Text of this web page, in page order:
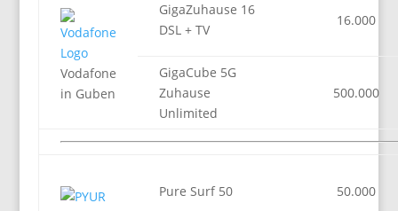
Vodafone
in Guben
GigaZuhause 16
DSL + TV
16.000
GigaCube 5G
Zuhause
Unlimited
500.000
Pure Surf 50 50.000